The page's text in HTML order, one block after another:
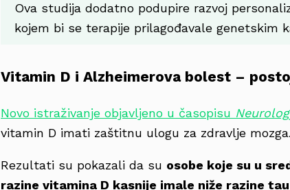
Ova studija dodatno podupire razvoj
kojem bi se terapije prilagođavale genetskim
Vitamin D i Alzheimerova bolest –
Novo istraživanje objavljeno u časopisu
vitamin D imati zaštitnu ulogu za zdravlje mozga.
Rezultati su pokazali da su osobe koje su u
razine vitamina D kasnije imale niže razine